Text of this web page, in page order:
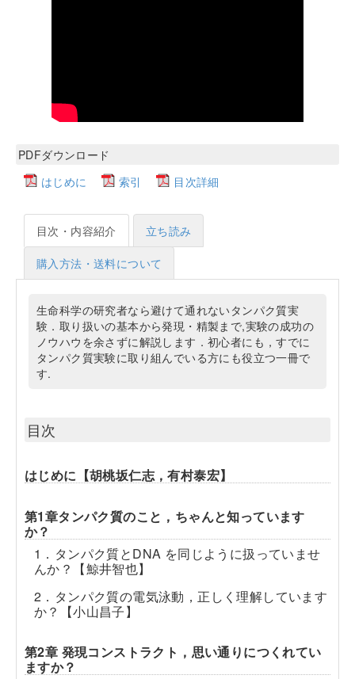
PDFダウンロード
はじめに
索引 目次詳細
目次・内容紹介 立ち読み
購入方法・送料について
生命科学の研究者なら避けて通れないタンパク質実
験．取り扱いの基本から発現・精製まで,実験の成功の
ノウハウを余さずに解説します．初心者にも，すでに
タンパク質実験に取り組んでいる方にも役立つ一冊で
す.
目次
はじめに【胡桃坂仁志，有村泰宏】
第1章タンパク質のこと，ちゃんと知っています
か？
1．タンパク質とDNA を同じように扱っていませ
んか？【鯨井智也】
2．タンパク質の電気泳動，正しく理解しています
か？【小山昌子】
第2章 発現コンストラクト，思い通りにつくれてい
ますか？